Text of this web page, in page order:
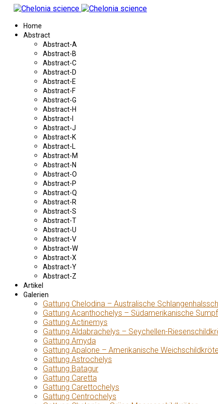
Home
Abstract
Abstract-A
Abstract-B
Abstract-C
Abstract-D
Abstract-E
Abstract-F
Abstract-G
Abstract-H
Abstract-I
Abstract-J
Abstract-K
Abstract-L
Abstract-M
Abstract-N
Abstract-O
Abstract-P
Abstract-Q
Abstract-R
Abstract-S
Abstract-T
Abstract-U
Abstract-V
Abstract-W
Abstract-X
Abstract-Y
Abstract-Z
Artikel
Galerien
Gattung Chelodina – Australische
Gattung Acanthochelys – Südamerikanische
Gattung Actinemys
Gattung Aldabrachelys – Seychellen-
Gattung Amyda
Gattung Apalone – Amerikanische
Gattung Astrochelys
Gattung Batagur
Gattung Caretta
Gattung Carettochelys
Gattung Centrochelys